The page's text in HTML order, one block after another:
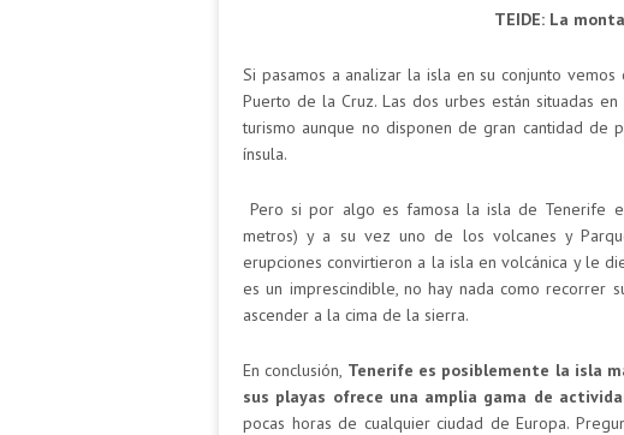
TEIDE: La
Si pasamos a analizar la isla en su conjunto
Puerto de la Cruz. Las dos urbes están situadas
turismo aunque no disponen de gran cantidad de
ínsula.
Pero si por algo es famosa la isla de Tenerife
metros) y a su vez uno de los volcanes y
erupciones convirtieron a la isla en volcánica y le
es un imprescindible, no hay nada como recorrer
ascender a la cima de la sierra.
En conclusión, Tenerife es posiblemente la isla
sus playas ofrece una amplia gama de
pocas horas de cualquier ciudad de Europa.